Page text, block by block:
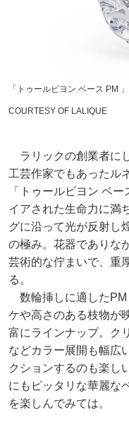
「トゥールビヨン ベース PM
COURTESY OF LALIQUE
ラリックの創業者に
工芸作家でもあったル
「トゥールビヨン ベ
イアされた生命力に満
グに沿って光が反射し
の極み。花器でありな
芸術的な佇まいで、重
る。
数輪挿しに適したPM
ケや高さのある枝物が
富にラインナップ。ク
などカラー展開も幅広
クションするのも楽し
にもピッタリな華麗な
を楽しんでみては。